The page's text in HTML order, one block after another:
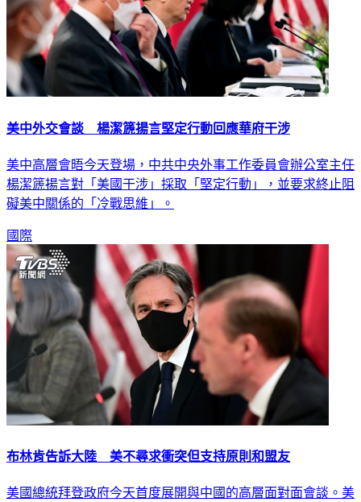
美中外交會談 楊潔篪揚言堅定行動回應華府干涉
美中高層會晤今天登場，中共中央外事工作委員會辦公室主任
楊潔篪揚言對「美國干涉」採取「堅定行動」，並要求終止阻
礙美中關係的「冷戰思維」。
國際
布林肯告訴大陸 美不尋求衝突但支持原則和盟友
美國總統拜登政府今天首度展開與中國的高層面對面會談。美